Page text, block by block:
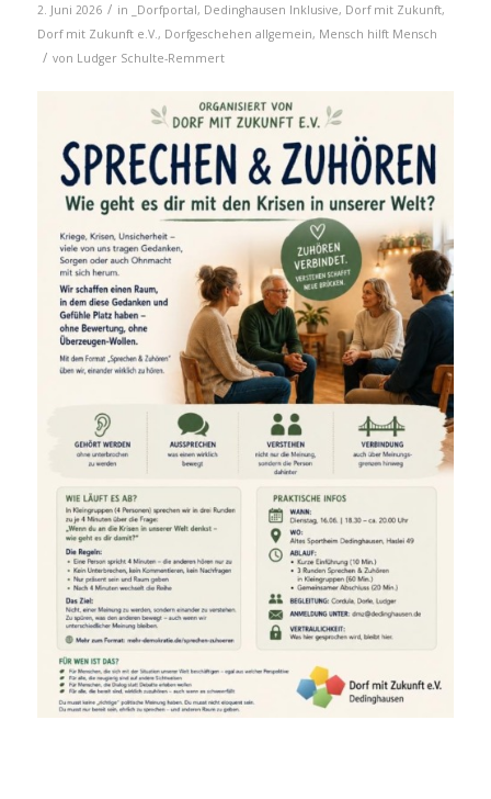
2. Juni 2026 / in _Dorfportal, Dedinghausen Inklusive, Dorf mit Zukunft,
Dorf mit Zukunft e.V. , Dorfgeschehen allgemein, Mensch hilft Mensch
/ von Ludger Schulte-Remmert